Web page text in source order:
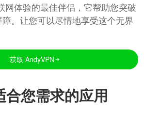
网体验的最佳伴侣，它帮助您突破
。让您可以尽情地享受这个无界
获取 AndyVPN
合您需求的应用